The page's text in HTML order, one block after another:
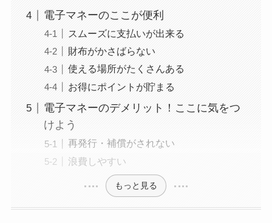
電子マネーのここが便利
スムーズに支払いが出来る
財布がかさばらない
使える場所がたくさんある
お得にポイントが貯まる
電子マネーのデメリット！ここに気をつ
けよう
再発行・補償がされない
浪費しやすい
もっと見る